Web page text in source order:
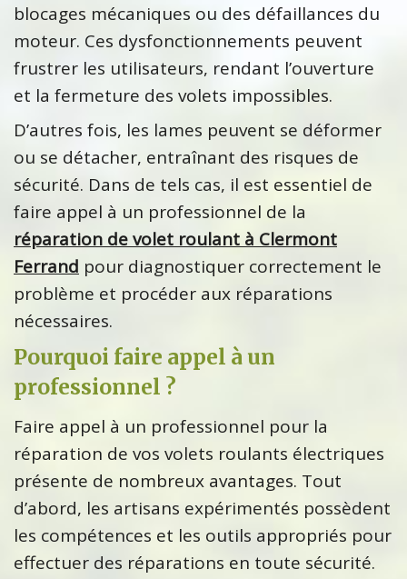
blocages mécaniques ou des défaillances du
moteur. Ces dysfonctionnements peuvent
frustrer les utilisateurs, rendant l’ouverture
et la fermeture des volets impossibles.
D’autres fois, les lames peuvent se déformer
ou se détacher, entraînant des risques de
sécurité. Dans de tels cas, il est essentiel de
faire appel à un professionnel de la
réparation de volet roulant à Clermont
Ferrand pour diagnostiquer correctement le
problème et procéder aux réparations
nécessaires.
Pourquoi faire appel à un
professionnel ?
Faire appel à un professionnel pour la
réparation de vos volets roulants électriques
présente de nombreux avantages. Tout
d’abord, les artisans expérimentés possèdent
les compétences et les outils appropriés pour
effectuer des réparations en toute sécurité.